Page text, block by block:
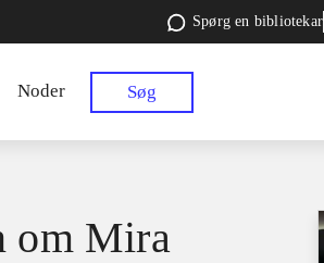
Spørg en bibliotekar
Noder Søg
om Mira